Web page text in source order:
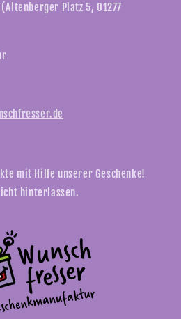
Platz 5, 01277
mit Hilfe unserer Geschenke!
hinterlassen.